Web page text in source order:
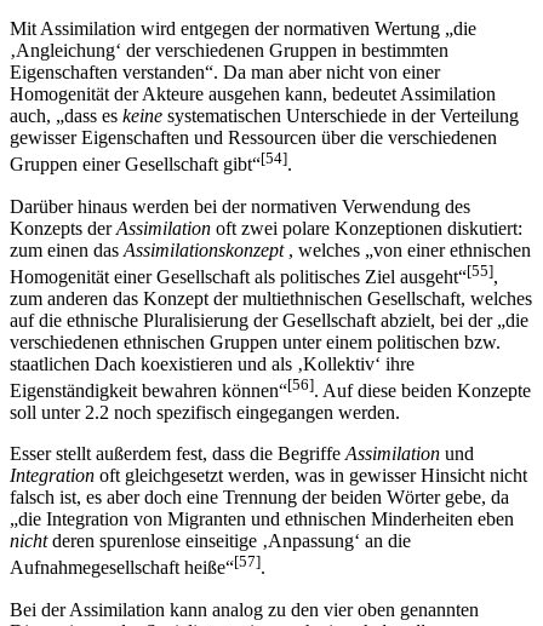
Mit Assimilation wird entgegen der normativen Wertung „die
‚Angleichung‘ der verschiedenen Gruppen in bestimmten
Eigenschaften verstanden“. Da man aber nicht von einer
Homogenität der Akteure ausgehen kann, bedeutet Assimilation
auch, „dass eskeinesystematischen Unterschiede in der Verteilung
gewisser Eigenschaften und Ressourcen über die verschiedenen
Darüber hinaus werden bei der normativen Verwendung des
Konzepts derAssimilationoft zwei polare Konzeptionen diskutiert:
zum einen dasAssimilationskonzept, welches „von einer ethnischen
Homogenität einer Gesellschaft als politisches Ziel ausgeht“ [55],
zum anderen das Konzept der multiethnischen Gesellschaft, welches
auf die ethnische Pluralisierung der Gesellschaft abzielt, bei der „die
verschiedenen ethnischen Gruppen unter einem politischen bzw.
staatlichen Dach koexistieren und als ‚Kollektiv‘ ihre
Eigenständigkeit bewahren können“[56]. Auf diese beiden Konzepte
Esser stellt außerdem fest, dass die Begriffe Assimilationund
Integrationoft gleichgesetzt werden, was in gewisser Hinsicht nicht
falsch ist, es aber doch eine Trennung der beiden Wörter gebe, da
„die Integration von Migranten und ethnischen Minderheiten eben
nichtderen spurenlose einseitige ‚Anpassung‘ an die